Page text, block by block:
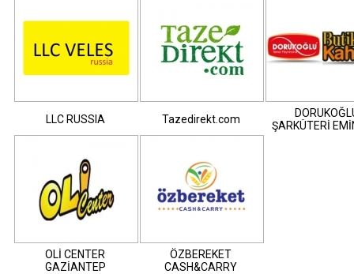
LLC RUSSIA Tazedirekt.com
ŞARKÜTERİ
OLİ CENTER
GAZİANTEP
ÖZBEREKET
CASH&CARRY